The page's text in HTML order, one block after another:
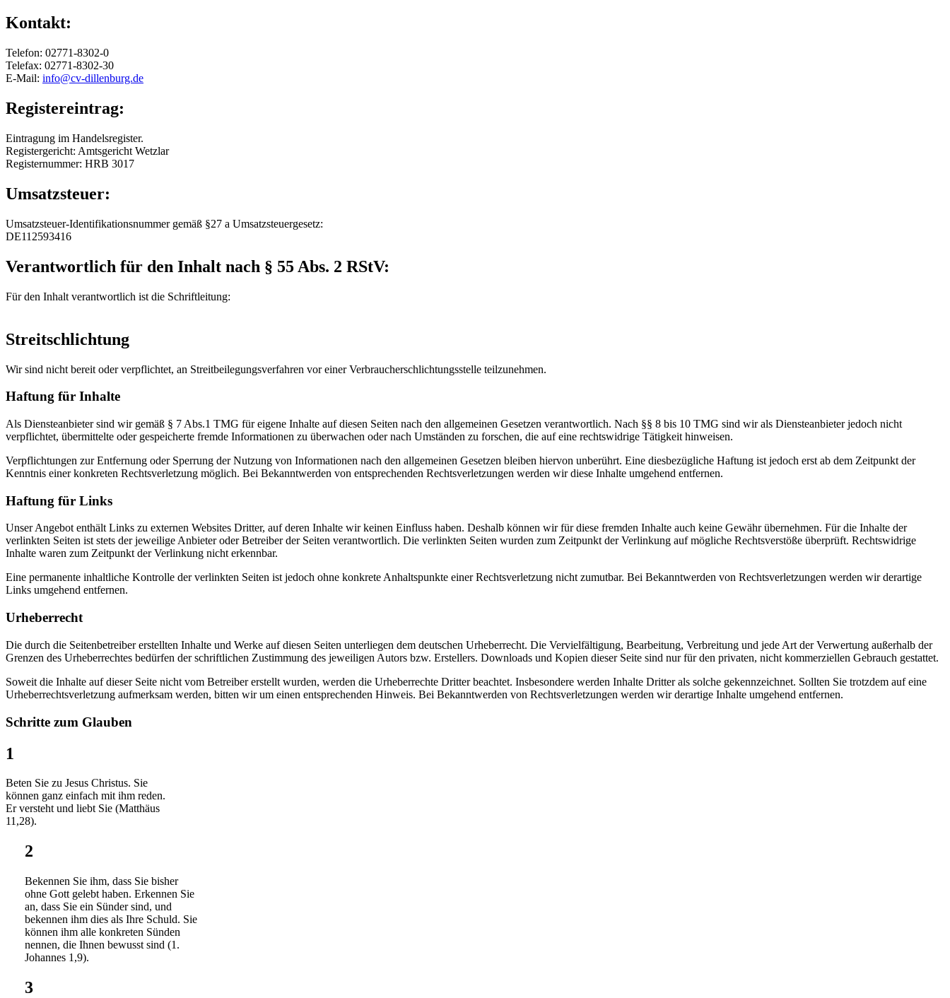
Kontakt:
Telefon: 02771-8302-0
Telefax: 02771-8302-30
E-Mail: info@cv-dillenburg.de
Registereintrag:
Eintragung im Handelsregister.
Registergericht: Amtsgericht Wetzlar
Registernummer: HRB 3017
Umsatzsteuer:
Umsatzsteuer-Identifikationsnummer gemäß §27 a Umsatzsteuergesetz:
DE112593416
Verantwortlich für den Inhalt nach § 55 Abs. 2 RStV:
Für den Inhalt verantwortlich ist die Schriftleitung:
Streitschlichtung
Wir sind nicht bereit oder verpflichtet, an Streitbeilegungsverfahren vor einer Verbraucherschlichtungsstelle teilzunehmen.
Haftung für Inhalte
Als Diensteanbieter sind wir gemäß § 7 Abs.1 TMG für eigene Inhalte auf diesen Seiten nach den allgemeinen Gesetzen verantwortlich. Nach §§ 8 bis 10 TMG sind wir als Diensteanbieter jedoch nicht
verpflichtet, übermittelte oder gespeicherte fremde Informationen zu überwachen oder nach Umständen zu forschen, die auf eine rechtswidrige Tätigkeit hinweisen.
Verpflichtungen zur Entfernung oder Sperrung der Nutzung von Informationen nach den allgemeinen Gesetzen bleiben hiervon unberührt. Eine diesbezügliche Haftung ist jedoch erst ab dem Zeitpunkt der
Kenntnis einer konkreten Rechtsverletzung möglich. Bei Bekanntwerden von entsprechenden Rechtsverletzungen werden wir diese Inhalte umgehend entfernen.
Haftung für Links
Unser Angebot enthält Links zu externen Websites Dritter, auf deren Inhalte wir keinen Einfluss haben. Deshalb können wir für diese fremden Inhalte auch keine Gewähr übernehmen. Für die Inhalte der
verlinkten Seiten ist stets der jeweilige Anbieter oder Betreiber der Seiten verantwortlich. Die verlinkten Seiten wurden zum Zeitpunkt der Verlinkung auf mögliche Rechtsverstöße überprüft. Rechtswidrige
Inhalte waren zum Zeitpunkt der Verlinkung nicht erkennbar.
Eine permanente inhaltliche Kontrolle der verlinkten Seiten ist jedoch ohne konkrete Anhaltspunkte einer Rechtsverletzung nicht zumutbar. Bei Bekanntwerden von Rechtsverletzungen werden wir derartige
Links umgehend entfernen.
Urheberrecht
Die durch die Seitenbetreiber erstellten Inhalte und Werke auf diesen Seiten unterliegen dem deutschen Urheberrecht. Die Vervielfältigung, Bearbeitung, Verbreitung und jede Art der Verwertung außerhalb der
Grenzen des Urheberrechtes bedürfen der schriftlichen Zustimmung des jeweiligen Autors bzw. Erstellers. Downloads und Kopien dieser Seite sind nur für den privaten, nicht kommerziellen Gebrauch gestattet.
Soweit die Inhalte auf dieser Seite nicht vom Betreiber erstellt wurden, werden die Urheberrechte Dritter beachtet. Insbesondere werden Inhalte Dritter als solche gekennzeichnet. Sollten Sie trotzdem auf eine
Urheberrechtsverletzung aufmerksam werden, bitten wir um einen entsprechenden Hinweis. Bei Bekanntwerden von Rechtsverletzungen werden wir derartige Inhalte umgehend entfernen.
Schritte zum Glauben
1
Beten Sie zu Jesus Christus. Sie
können ganz einfach mit ihm reden.
Er versteht und liebt Sie (Matthäus
11,28).
2
Bekennen Sie ihm, dass Sie bisher
ohne Gott gelebt haben. Erkennen Sie
an, dass Sie ein Sünder sind, und
bekennen ihm dies als Ihre Schuld. Sie
können ihm alle konkreten Sünden
nennen, die Ihnen bewusst sind (1.
Johannes 1,9).
3